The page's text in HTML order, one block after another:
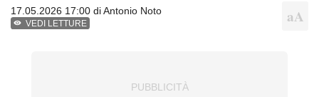
17.05.2026 17:00 diAntonio Noto
VEDI LETTURE